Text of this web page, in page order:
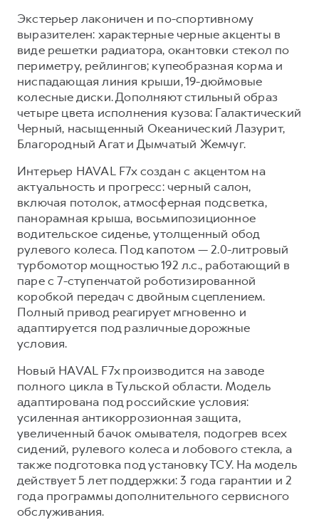
Экстерьер лаконичен и по-спортивному
выразителен: характерные черные акценты в
виде решетки радиатора, окантовки стекол по
периметру, рейлингов; купеобразная корма и
ниспадающая линия крыши, 19-дюймовые
колесные диски. Дополняют стильный образ
четыре цвета исполнения кузова: Галактический
Черный, насыщенный Океанический Лазурит,
Благородный Агат и Дымчатый Жемчуг.
Интерьер HAVAL F7x создан с акцентом на
актуальность и прогресс: черный салон,
включая потолок, атмосферная подсветка,
панорамная крыша, восьмипозиционное
водительское сиденье, утолщенный обод
рулевого колеса. Под капотом — 2.0-литровый
турбомотор мощностью 192 л.с., работающий в
паре с 7-ступенчатой роботизированной
коробкой передач с двойным сцеплением.
Полный привод реагирует мгновенно и
адаптируется под различные дорожные
условия.
Новый HAVAL F7x производится на заводе
полного цикла в Тульской области. Модель
адаптирована под российские условия:
усиленная антикоррозионная защита,
увеличенный бачок омывателя, подогрев всех
сидений, рулевого колеса и лобового стекла, а
также подготовка под установку ТСУ. На модель
действует 5 лет поддержки: 3 года гарантии и 2
года программы дополнительного сервисного
обслуживания.